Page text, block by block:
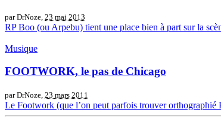
par DrNoze, 23 mai 2013
RP Boo (ou Arpebu) tient une place bien à part sur la
Musique
FOOTWORK, le pas de Chicago
par DrNoze, 23 mars 2011
Le Footwork (que l’on peut parfois trouver orthographié